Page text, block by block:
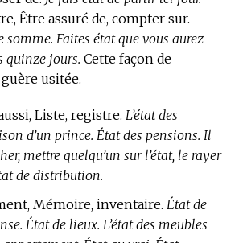
Être assuré de, compter sur.
somme. Faites état que vous aurez
quinze jours. Cette façon de
usitée.
Liste, registre. L’état des
d’un prince. État des pensions. Il
mettre quelqu’un sur l’état, le rayer
de distribution.
Mémoire, inventaire. État de
État de lieux. L’état des meubles